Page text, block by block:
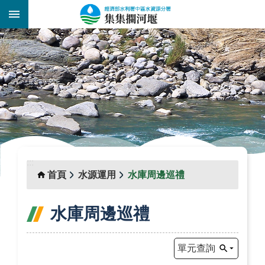
跳到主要內容區塊
::: _
:::
首頁
水源運用 水庫周邊巡禮
水庫周邊巡禮
單元查詢